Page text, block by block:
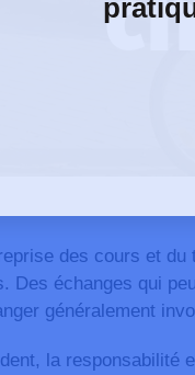
des cours et
Des échanges qui
généralement
la responsabilité